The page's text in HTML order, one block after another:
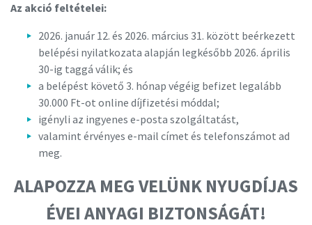
Az akció feltételei:
2026. január 12. és 2026. március 31. között beérkezett
belépési nyilatkozata alapján legkésőbb 2026. április
30-ig taggá válik; és
a belépést követő 3. hónap végéig befizet legalább
30.000 Ft-ot online díjfizetési móddal;
igényli az ingyenes e-posta szolgáltatást,
valamint érvényes e-mail címet és telefonszámot ad
meg.
ALAPOZZA MEG VELÜNK NYUGDÍJAS
ÉVEI ANYAGI BIZTONSÁGÁT!